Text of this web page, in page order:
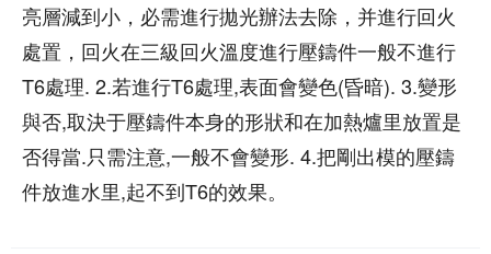
亮層減到小，必需進行拋光辦法去除，并進行回火
處置，回火在三級回火溫度進行壓鑄件一般不進行
T6處理. 2.若進行T6處理,表面會變色(昏暗). 3.變形
與否,取決于壓鑄件本身的形狀和在加熱爐里放置是
否得當.只需注意,一般不會變形. 4.把剛出模的壓鑄
件放進水里,起不到T6的效果。